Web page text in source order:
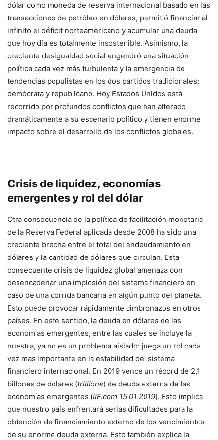
dólar como moneda de reserva internacional basado en las
transacciones de petróleo en dólares, permitió financiar al
infinito el déficit norteamericano y acumular una deuda
que hoy día es totalmente insostenible. Asimismo, la
creciente desigualdad social engendró una situación
política cada vez más turbulenta y la emergencia de
tendencias populistas en los dos partidos tradicionales:
demócrata y republicano. Hoy Estados Unidos está
recorrido por profundos conflictos que han alterado
dramáticamente a su escenario político y tienen enorme
impacto sobre el desarrollo de los conflictos globales.
Crisis de liquidez, economías
emergentes y rol del dólar
Otra consecuencia de la política de facilitación monetaria
de la Reserva Federal aplicada desde 2008 ha sido una
creciente brecha entre el total del endeudamiento en
dólares y la cantidad de dólares que circulan. Esta
consecuente crisis de liquidez global amenaza con
desencadenar una implosión del sistema financiero en
caso de una corrida bancaria en algún punto del planeta.
Esto puede provocar rápidamente cimbronazos en otros
países. En este sentido, la deuda en dólares de las
economías emergentes, entre las cuales se incluye la
nuestra, ya no es un problema aislado: juega un rol cada
vez mas importante en la estabilidad del sistema
financiero internacional. En 2019 vence un récord de 2,1
billones de dólares (trillions) de deuda externa de las
economías emergentes (IIF.com 15 01 2019). Esto implica
que nuestro país enfrentará serias dificultades para la
obtención de financiamiento externo de los vencimientos
de su enorme deuda externa. Esto también explica la